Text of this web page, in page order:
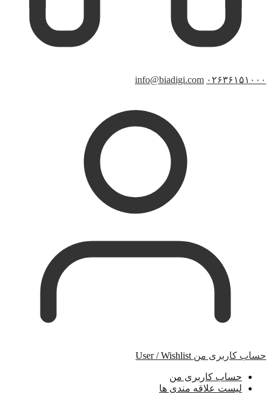
۰۲۶۳۶۱۵۱۰۰۰ info@biadigi.com
حساب کاربری من User / Wishlist
حساب کاربری من
لیست علاقه مندی ها